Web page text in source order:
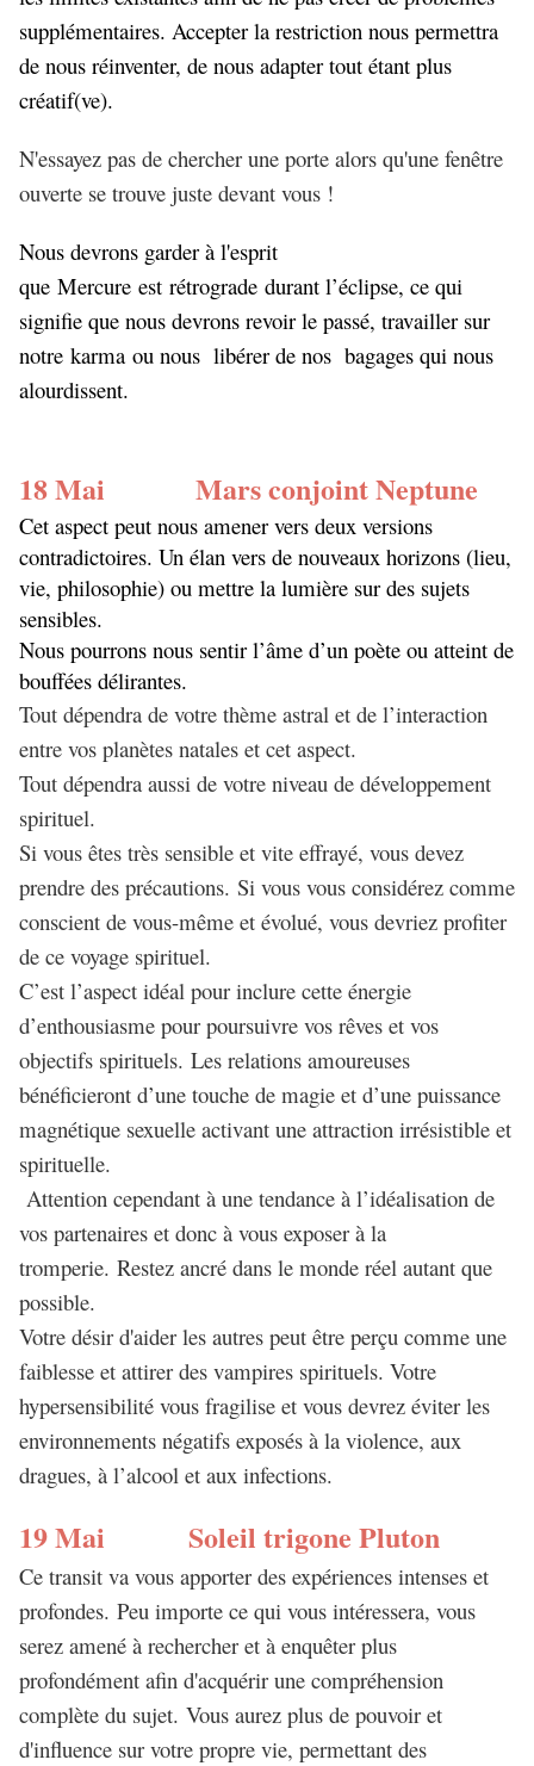
supplémentaires. Accepter la restriction nous permettra
de nous réinventer, de nous adapter tout étant plus
créatif(ve).
N'essayez pas de chercher une porte alors qu'une fenêtre
ouverte se trouve juste devant vous !
Nous devrons garder à l'esprit
que Mercure est rétrograde durant l’éclipse, ce qui
signifie que nous devrons revoir le passé, travailler sur
notre karma ou nous libérer de nos bagages qui nous
alourdissent.
18 Mai Mars conjoint Neptune
Cet aspect peut nous amener vers deux versions
contradictoires. Un élan vers de nouveaux horizons (lieu,
vie, philosophie) ou mettre la lumière sur des sujets
sensibles.
Nous pourrons nous sentir l’âme d’un poète ou atteint de
bouffées délirantes.
Tout dépendra de votre thème astral et de l’interaction
entre vos planètes natales et cet aspect.
Tout dépendra aussi de votre niveau de développement
spirituel.
Si vous êtes très sensible et vite effrayé, vous devez
prendre des précautions. Si vous vous considérez comme
conscient de vous-même et évolué, vous devriez profiter
de ce voyage spirituel.
C’est l’aspect idéal pour inclure cette énergie
d’enthousiasme pour poursuivre vos rêves et vos
objectifs spirituels. Les relations amoureuses
bénéficieront d’une touche de magie et d’une puissance
magnétique sexuelle activant une attraction irrésistible et
spirituelle.
Attention cependant à une tendance à l’idéalisation de
vos partenaires et donc à vous exposer à la
tromperie. Restez ancré dans le monde réel autant que
possible.
Votre désir d'aider les autres peut être perçu comme une
faiblesse et attirer des vampires spirituels. Votre
hypersensibilité vous fragilise et vous devrez éviter les
environnements négatifs exposés à la violence, aux
dragues, à l’alcool et aux infections.
19 Mai Soleil trigone Pluton
Ce transit va vous apporter des expériences intenses et
profondes. Peu importe ce qui vous intéressera, vous
serez amené à rechercher et à enquêter plus
profondément afin d'acquérir une compréhension
complète du sujet. Vous aurez plus de pouvoir et
d'influence sur votre propre vie, permettant des